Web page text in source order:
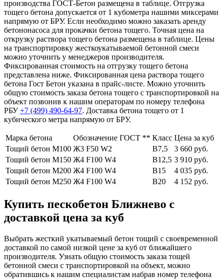
производства ГОСТ-Бетон размещена в таблице. Отгрузка
тощего бетона допускается от 1 кубометра нашими миксерами
напрямую от БРУ. Если необходимо можно заказать аренду
бетононасоса для прокачки бетона тощего. Точная цена на
открузку раствора тощего бетона размещена в таблице. Цены
на транспортировку жесткоукатываемой бетонной смеси
можно уточнить у менеджеров производителя.
Фиксированная стоимость на отгрузку тощего бетона
представлена ниже. Фиксированная цена раствора тощего
бетона Гост Бетон указана в прайс-листе. Можно уточнить
общую стоимость заказа бетона тощего с транспортировкой на
объект позвонив к нашим операторам по номеру телефона
РБУ+7 (499) 490-64-97. Доставка бетона тощего от 1
кубического метра напрямую от БРУ.
Марка бетона Обозначение ГОСТ ** Класс Цена за куб
Тощий бетон М100 Ж3 F50 W2 В7,5
3 660 руб.
Тощий бетон М150 Ж4 F100 W4 В12,5 3 910 руб.
Тощий бетон М200 Ж4 F100 W4 В15
4 035 руб.
Тощий бетон М250 Ж4 F100 W4 В20 4 152 руб.
Купить пескобетон Ближнево с
доставкой цена за куб
Выбрать жесткий укатываемый бетон тощий с своевременной
доставкой по самой низкой цене за куб от ближайшего
производителя. Узнать общую стоимость заказа тощей
бетонной смеси с транспортировкой на объект, можно
обратившись к нашим специалистам набрав номер телефона